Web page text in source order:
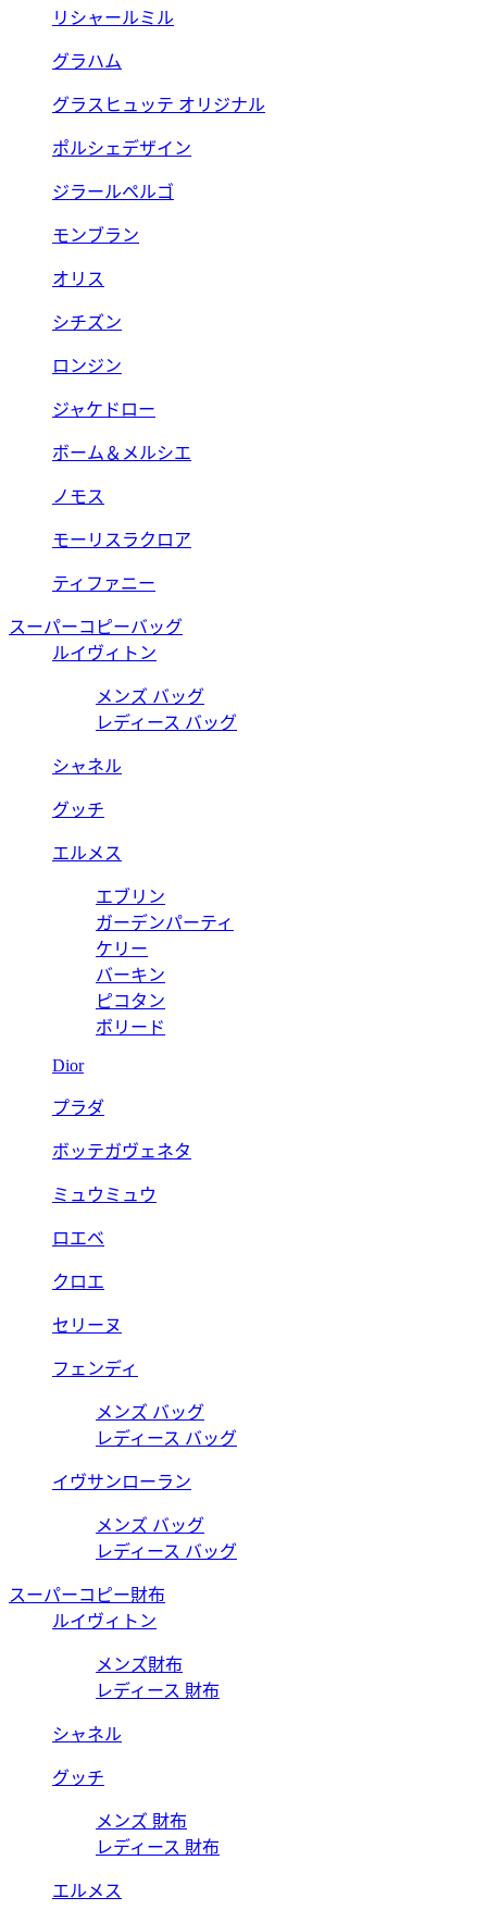
リシャールミル
グラハム
グラスヒュッテ オリジナル
ポルシェデザイン
ジラールペルゴ
モンブラン
オリス
シチズン
ロンジン
ジャケドロー
ボーム＆メルシエ
ノモス
モーリスラクロア
ティファニー
スーパーコピーバッグ
ルイヴィトン
メンズ バッグ
レディース バッグ
シャネル
グッチ
エルメス
エブリン
ガーデンパーティ
ケリー
バーキン
ピコタン
ボリード
Dior
プラダ
ボッテガヴェネタ
ミュウミュウ
ロエベ
クロエ
セリーヌ
フェンディ
メンズ バッグ
レディース バッグ
イヴサンローラン
メンズ バッグ
レディース バッグ
スーパーコピー財布
ルイヴィトン
メンズ財布
レディース 財布
シャネル
グッチ
メンズ 財布
レディース 財布
エルメス